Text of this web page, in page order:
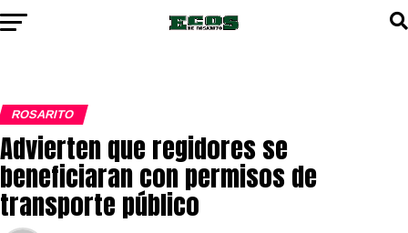
ROSARITO
Advierten que regidores se
beneficiaran con permisos de
transporte público